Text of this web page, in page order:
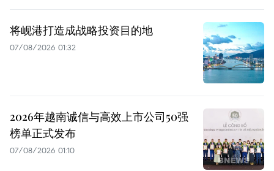
将岘港打造成战略投资目的地
07/08/2026 01:32
2026年越南诚信与高效上市公司50强
榜单正式发布
07/08/2026 01:10